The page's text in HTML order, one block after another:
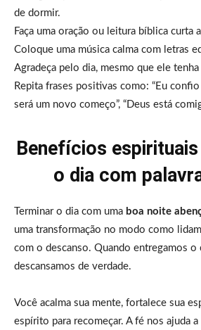
de dormir.
Faça uma oração ou leitura bíblica curta
Coloque uma música calma com letras
Agradeça pelo dia, mesmo que ele
Repita frases positivas como: “Eu confio
será um novo começo”, “Deus está
Benefícios
o dia com
Terminar o dia com uma boa noite
uma transformação no modo como
com o descanso. Quando entregamos o
descansamos de verdade.
Você acalma sua mente, fortalece sua
espírito para recomeçar. A fé nos ajuda